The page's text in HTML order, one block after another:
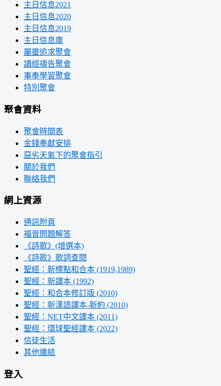
主日信息2021
主日信息2020
主日信息2019
主日信息庫
屬靈追求聚會
讀經禱告聚會
事奉學習聚會
特別聚會
聚會資料
聚會時間表
金錢奉獻安排
惡劣天氣下的聚會指引
關於我們
聯絡我們
網上資源
通訊附頁
福音問題解答
《詩歌》(增選本)
《詩歌》歌詞查閱
聖經：新標點和合本 (1919,1989)
聖經：新譯本 (1992)
聖經：和合本修訂版 (2010)
聖經：新漢語譯本-新約 (2010)
聖經：NET中文譯本 (2011)
聖經：環球聖經譯本 (2022)
信徒生活
其他連結
登入